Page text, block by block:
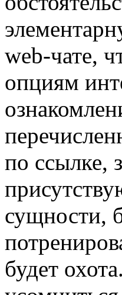
web-чате,
опциям
по ссылке,
сущности,
будет